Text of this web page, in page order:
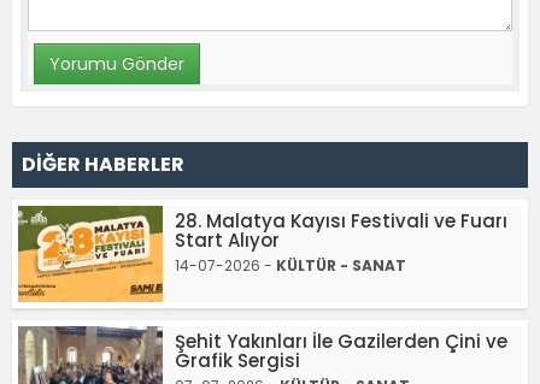
DİĞER HABERLER
28. Malatya Kayısı Festivali ve Fuarı
Start Alıyor
14-07-2026 - KÜLTÜR - SANAT
Şehit Yakınları İle Gazilerden Çini ve
Grafik Sergisi